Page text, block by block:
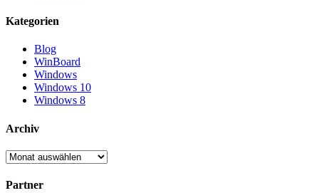
Kategorien
Blog
WinBoard
Windows
Windows 10
Windows 8
Archiv
Archiv
Partner